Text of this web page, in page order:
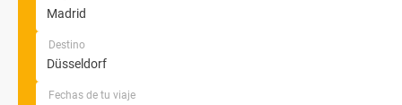
Destino
Fechas de tu viaje